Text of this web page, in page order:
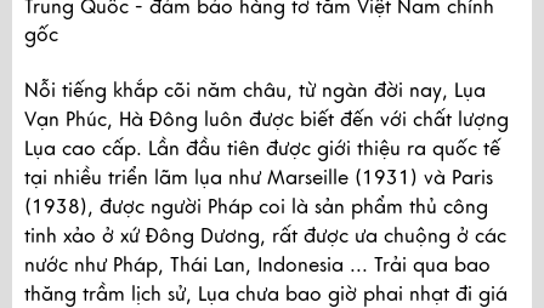
Trung Quốc - đảm bảo hàng tơ tằm Việt Nam chính
gốc
Nỗi tiếng khắp cõi năm châu, từ ngàn đời nay, Lụa
Vạn Phúc, Hà Đông luôn được biết đến với chất lượng
Lụa cao cấp. Lần đầu tiên được giới thiệu ra quốc tế
tại nhiều triển lãm lụa như Marseille (1931) và Paris
(1938), được người Pháp coi là sản phẩm thủ công
tinh xảo ở xứ Đông Dương, rất được ưa chuộng ở các
nước như Pháp, Thái Lan, Indonesia ... Trải qua bao
thăng trầm lịch sử, Lụa chưa bao giờ phai nhạt đi giá